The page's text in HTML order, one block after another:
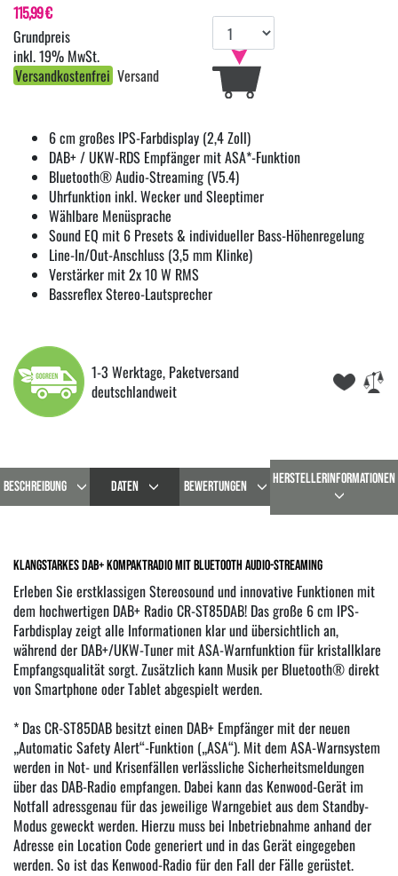
6 cm großes IPS-Farbdisplay (2,4 Zoll)
DAB+ / UKW-RDS Empfänger mit ASA*-Funktion
Bluetooth® Audio-Streaming (V5.4)
Uhrfunktion inkl. Wecker und Sleeptimer
Wählbare Menüsprache
Sound EQ mit 6 Presets & individueller Bass-Höhenregelung
Line-In/Out-Anschluss (3,5 mm Klinke)
Verstärker mit 2x 10 W RMS
Bassreflex Stereo-Lautsprecher
1-3 Werktage, Paketversand
deutschlandweit
115,99 €
inkl. 19% MwSt.
Versandkostenfrei Versand
BESCHREIBUNG DATEN BEWERTUNGEN HERSTELLERINFORMATIONEN
Klangstarkes DAB+ Kompaktradio mit Bluetooth Audio-Streaming
Erleben Sie erstklassigen Stereosound und innovative Funktionen mit
dem hochwertigen DAB+ Radio CR-ST85DAB! Das große 6 cm IPS-
Farbdisplay zeigt alle Informationen klar und übersichtlich an,
während der DAB+/UKW-Tuner mit ASA-Warnfunktion für kristallklare
Empfangsqualität sorgt. Zusätzlich kann Musik per Bluetooth® direkt
von Smartphone oder Tablet abgespielt werden.
* Das CR-ST85DAB besitzt einen DAB+ Empfänger mit der neuen
„Automatic Safety Alert“-Funktion („ASA“). Mit dem ASA-Warnsystem
werden in Not- und Krisenfällen verlässliche Sicherheitsmeldungen
über das DAB-Radio empfangen. Dabei kann das Kenwood-Gerät im
Notfall adressgenau für das jeweilige Warngebiet aus dem Standby-
Modus geweckt werden. Hierzu muss bei Inbetriebnahme anhand der
Adresse ein Location Code generiert und in das Gerät eingegeben
werden. So ist das Kenwood-Radio für den Fall der Fälle gerüstet.